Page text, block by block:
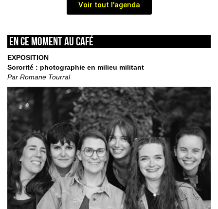
Voir tout l'agenda
En ce moment au café
EXPOSITION
Sororité : photographie en milieu militant
Par Romane Tourral